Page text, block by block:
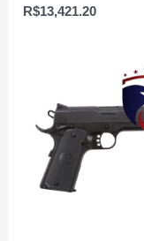
Avaliação
0
R$13,421.20